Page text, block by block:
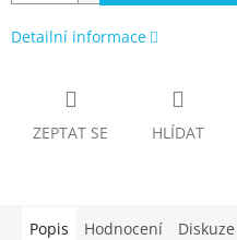
Detailní informace
ZEPTAT SE HLÍDAT
Popis Hodnocení Diskuze